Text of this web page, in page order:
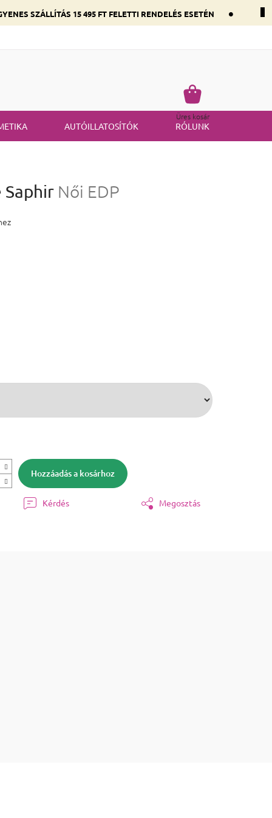
SZÁLLÍTÁS 15 495 FT FELETTI RENDELÉS ESETÉN •
Kosár
Üres kosár
AUTÓILLATOSÍTÓK RÓLUNK
Saphir Női EDP
csillag.
Hozzáadás a kosárhoz
Kérdés Megosztás